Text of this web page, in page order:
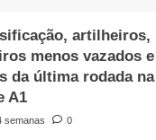
artilheiros,
menos vazados e
da última rodada na
A1
semanas 0